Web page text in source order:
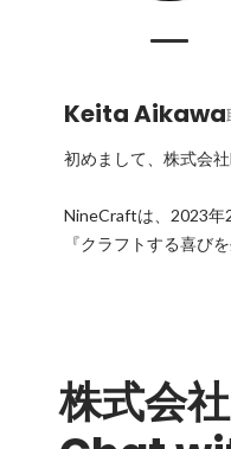
Keita Aikawa
初めまして、株式会
NineCraftは、2023年
『クラフトする喜び
株式会